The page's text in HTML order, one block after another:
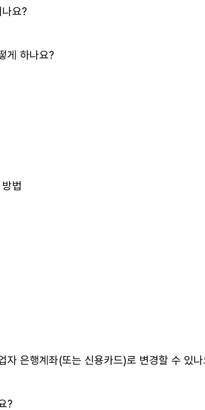
요?
게 하나요?
법
자 은행계좌(또는 신용카드)로 변경할 수 있나
?